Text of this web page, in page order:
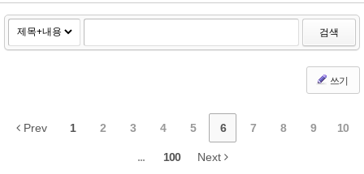
검색
쓰기
Prev 1 2 3 4 5 6 7 8 9 10
... 100 Next